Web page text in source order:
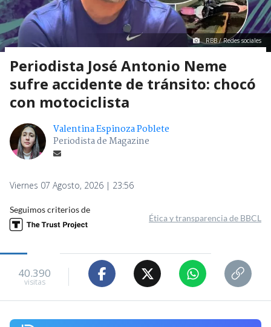
RBB / Redes sociales
Periodista José Antonio Neme
sufre accidente de tránsito: chocó
con motociclista
Valentina Espinoza Poblete
Periodista de Magazine
Viernes 07 Agosto, 2026 | 23:56
Seguimos criterios de
Ética y transparencia de BBCL
40.390
visitas